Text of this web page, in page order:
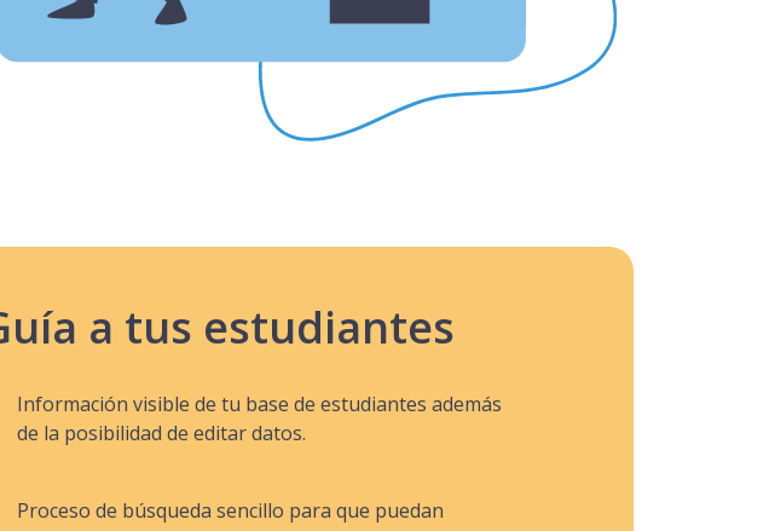
a tus estudiantes
Información visible de tu base de estudiantes además
de la posibilidad de editar datos.
Proceso de búsqueda sencillo para que puedan